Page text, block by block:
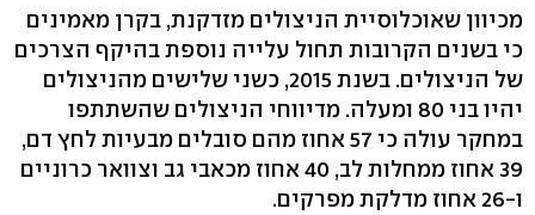
מכיוון שאוכלוסיית הניצולים מזדקנת, בקרן מאמינים
כי בשנים הקרובות תחול עלייה נוספת בהיקף הצרכים
של הניצולים. בשנת 2015, כשני שלישים מהניצולים
יהיו בני 80 ומעלה. מדיווחי הניצולים שהשתתפו
במחקר עולה כי 57 אחוז מהם סובלים מבעיות לחץ דם,
39 אחוז ממחלות לב, 40 אחוז מכאבי גב וצוואר כרוניים
ו-26 אחוז מדלקת מפרקים.